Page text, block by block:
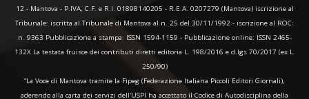
12 - Mantova - P.IVA, C.F. e R.I. 01898140205 - R.E.A. 0207279 (Mantova) iscrizione al
Tribunale: iscritta al Tribunale di Mantova al n. 25 del 30/11/1992 - iscrizione al ROC:
n. 9363 Pubblicazione a stampa: ISSN 1594-1159 - Pubblicazione online: ISSN 2465-
132X La testata fruisce dei contributi diretti editoria L. 198/2016 e d.lgs 70/2017 (ex L.
250/90)
“La Voce di Mantova tramite la Fipeg (Federazione Italiana Piccoli Editori Giornali),
aderendo alla carta dei servizi dell'USPI ha accettato il Codice di Autodisciplina della